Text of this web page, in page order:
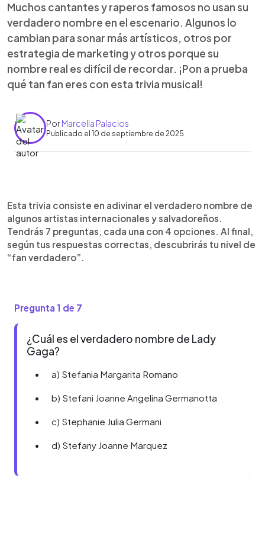
Muchos cantantes y raperos famosos no usan su
verdadero nombre en el escenario. Algunos lo
cambian para sonar más artísticos, otros por
estrategia de marketing y otros porque su
nombre real es difícil de recordar. ¡Pon a prueba
qué tan fan eres con esta trivia musical!
PorMarcella Palacios
Publicado el 10 de septiembre de 2025
► Escuchar artículo
Esta trivia consiste en adivinar el verdadero nombre de
algunos artistas internacionales y salvadoreños.
Tendrás 7 preguntas, cada una con 4 opciones. Al final,
según tus respuestas correctas, descubrirás tu nivel de
“fan verdadero”.
Pregunta 1 de 7
¿Cuál es el verdadero nombre de Lady
Gaga?
a) Stefania Margarita Romano
b) Stefani Joanne Angelina Germanotta
c) Stephanie Julia Germani
d) Stefany Joanne Marquez